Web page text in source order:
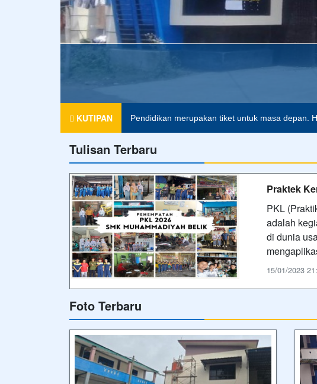
KUTIPAN
Pendidikan merupakan tiket untuk masa
Agama tanpa ilmu pengetahuan adalah buta.
Tulisan Terbaru
Praktek
PKL
adalah
di dunia
15/01/2023
Foto Terbaru